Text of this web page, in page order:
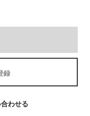
録
わせる